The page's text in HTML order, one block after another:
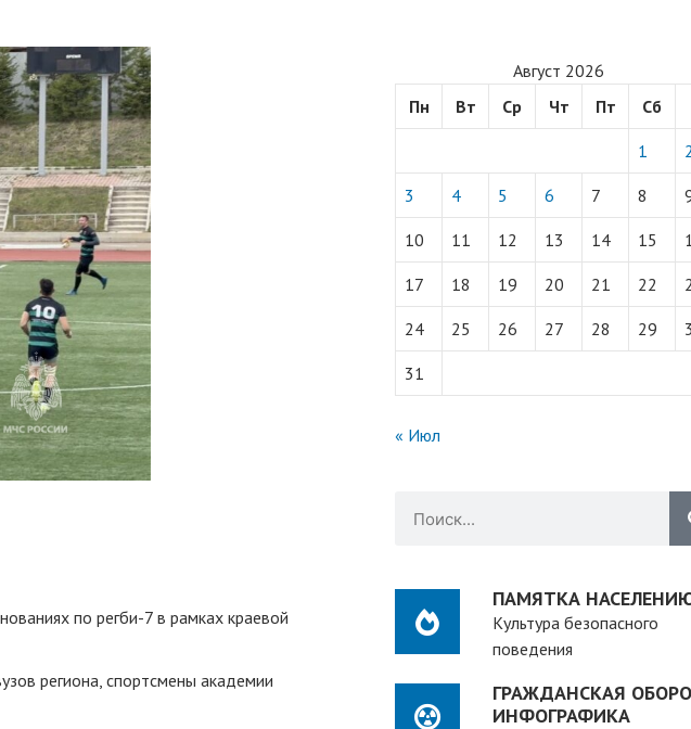
по регби-7 в рамках краевой
региона, спортсмены академии
Август 2026
Пн
Вт Ср Чт Пт Сб
1
3 4 5 6 7 8
10 11 12 13 14 15
17 18 19 20 21 22
24 25 26 27 28 29
31
« Июл
ПАМЯТКА
Культура безопасного
поведения
ГРАЖДАНСКАЯ
ИНФОГРАФИКА